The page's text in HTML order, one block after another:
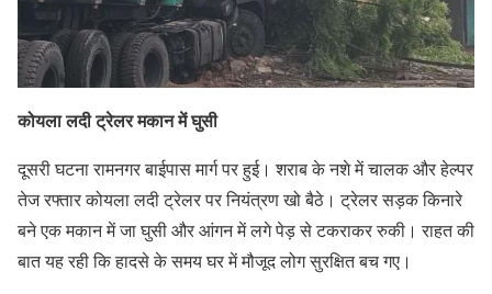
कोयला लदी ट्रेलर मकान में घुसी
दूसरी घटना रामनगर बाईपास मार्ग पर हुई। शराब के नशे में चालक और हेल्पर
तेज रफ्तार कोयला लदी ट्रेलर पर नियंत्रण खो बैठे। ट्रेलर सड़क किनारे
बने एक मकान में जा घुसी और आंगन में लगे पेड़ से टकराकर रुकी। राहत की
बात यह रही कि हादसे के समय घर में मौजूद लोग सुरक्षित बच गए।